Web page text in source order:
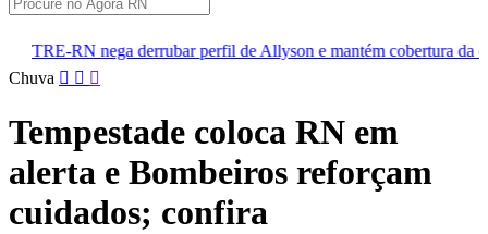
derrubar perfil de Allyson e mantém cobertura da convenção
Pular
conteúdo
Chuva
Tempestade coloca RN em
alerta e Bombeiros reforçam
cuidados; confira